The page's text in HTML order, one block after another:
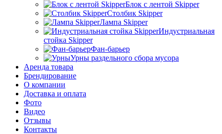
Блок с лентой Skipper
Столбик Skipper
Лампа Skipper
Индустриальная
стойка Skipper
Фан-барьер
Урны раздельного сбора мусора
Аренда товара
Брендирование
О компании
Доставка и оплата
Фото
Видео
Отзывы
Контакты